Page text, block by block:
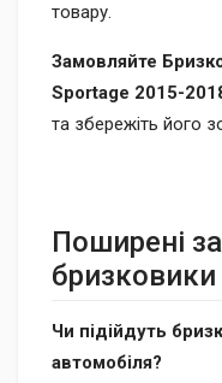
товару.
Замовляйте
Sportage 2015-
та збережіть його
Поширені
бризковики
Чи підійдуть
автомобіля?